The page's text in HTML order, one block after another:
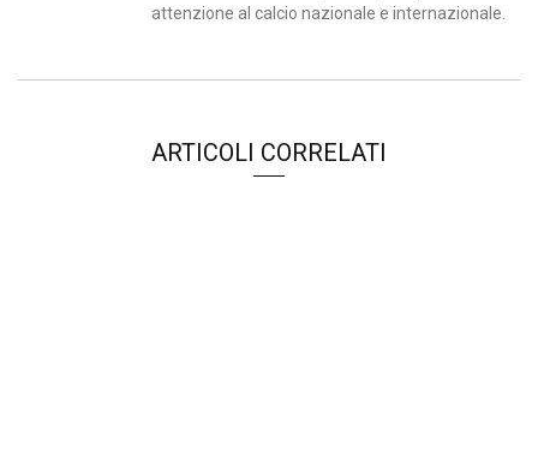
attenzione al calcio nazionale e internazionale.
ARTICOLI CORRELATI